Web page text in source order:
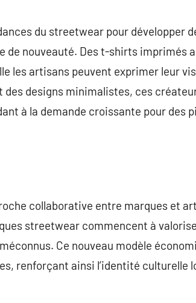
du streetwear pour développer
de nouveauté. Des t-shirts imprimés
les artisans peuvent exprimer leur
designs minimalistes, ces
à la demande croissante pour des
collaborative entre marques et
streetwear commencent à
Ce nouveau modèle
renforçant ainsi l’identité culturelle